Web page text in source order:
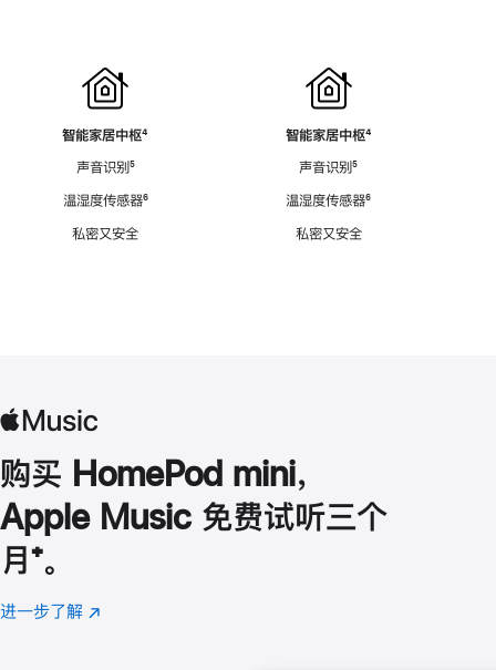
智能家居中枢脚
⁴
声音识别脚
⁵
温湿度传感器脚
⁶
私密又安全
智能家居中枢脚
⁴
声音识别脚
⁵
温湿度传感器脚
⁶
私密又安全
购买 HomePod mini，
Apple Music 免费试听三个
月 脚
注
⁺。
进一步了解 Apple
(在